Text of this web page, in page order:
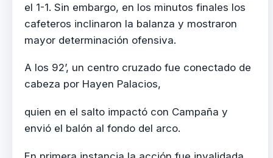
el 1-1. Sin embargo, en los minutos finales los
cafeteros inclinaron la balanza y mostraron
mayor determinación ofensiva.
A los 92’, un centro cruzado fue conectado de
cabeza por Hayen Palacios,
quien en el salto impactó con Campaña y
envió el balón al fondo del arco.